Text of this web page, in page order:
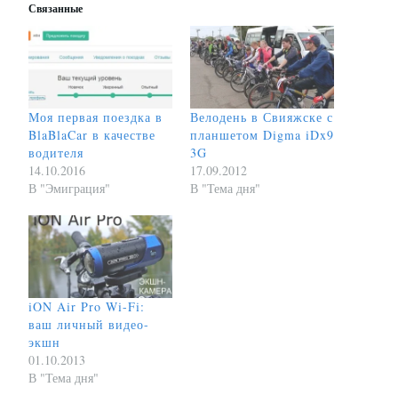
Связанные
Моя первая поездка в
BlaBlaCar в качестве
водителя
14.10.2016
В "Эмиграция"
Велодень в Свияжске с
планшетом Digma iDx9
3G
17.09.2012
В "Тема дня"
iON Air Pro Wi-Fi:
ваш личный видео-
экшн
01.10.2013
В "Тема дня"